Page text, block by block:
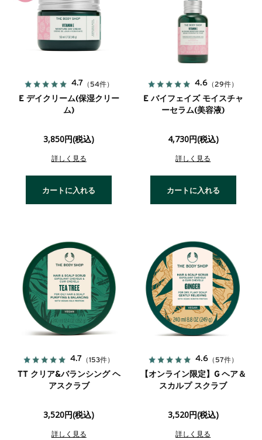
4.7 （54件）
E デイクリーム(保湿クリー
ム)
3,850円(税込)
詳しく見る
カートに入れる
4.6 （29件）
E バイフェイズ モイスチャ
ーセラム(美容液)
4,730円(税込)
詳しく見る
カートに入れる
4.7 （153件）
TT クリア&バランシング ヘ
アスクラブ
3,520円(税込)
詳しく見る
4.6（57件）
【オンライン限定】G ヘア＆
スカルプ スクラブ
3,520円(税込)
詳しく見る